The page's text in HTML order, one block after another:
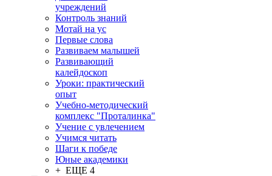
учреждений
Контроль знаний
Мотай на ус
Первые слова
Развиваем малышей
Развивающий
калейдоскоп
Уроки: практический
опыт
Учебно-методический
комплекс "Проталинка"
Учение с увлечением
Учимся читать
Шаги к победе
Юные академики
+ ЕЩЕ 4